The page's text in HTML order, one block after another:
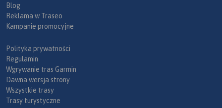
Blog
Reklama w Traseo
Kampanie promocyjne
Polityka prywatności
Regulamin
Wgrywanie tras Garmin
Dawna wersja strony
Wszystkie trasy
Trasy turystyczne